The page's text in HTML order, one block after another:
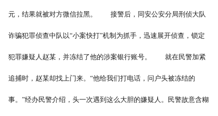
元，结果就被对方微信拉黑。 接警后，同安公安分局刑侦大队
诈骗犯罪侦查中队以“小案快打”机制为抓手，迅速展开侦查，锁定
犯罪嫌疑人赵某，并冻结了他的涉案银行账号。 就在民警加紧
追捕时，赵某却找上门来。“他给我们打电话，问户头被冻结的
事。”经办民警介绍，头一次遇到这么大胆的嫌疑人。民警故意含糊